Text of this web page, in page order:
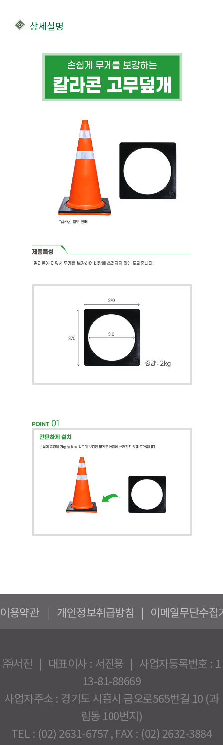
상세설명
이용약관| 개인정보취급방침 | 이메일무단수집
㈜서진 | 대표이사 : 서진용 | 사업자등록번호 : 1
13-81-88669
사업자주소 : 경기도 시흥시 금오로565번길 10 (과
림동 100번지)
TEL : (02) 2631-6757 , FAX : (02) 2632-3884